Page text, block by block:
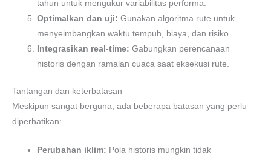
tahun untuk mengukur variabilitas performa.
Optimalkan dan uji: Gunakan algoritma rute untuk
menyeimbangkan waktu tempuh, biaya, dan risiko.
Integrasikan real-time: Gabungkan perencanaan
historis dengan ramalan cuaca saat eksekusi rute.
Tantangan dan keterbatasan
Meskipun sangat berguna, ada beberapa batasan yang perlu
diperhatikan:
Perubahan iklim: Pola historis mungkin tidak